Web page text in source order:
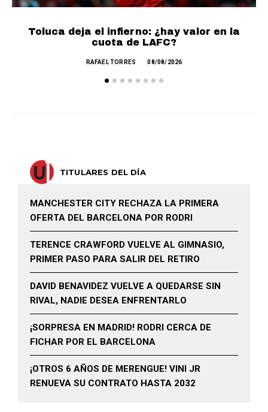
Toluca deja el infierno: ¿hay valor en la
cuota de LAFC?
RAFAEL TORRES 08/08/2026
TITULARES DEL DÍA
MANCHESTER CITY RECHAZA LA PRIMERA
OFERTA DEL BARCELONA POR RODRI
TERENCE CRAWFORD VUELVE AL GIMNASIO,
PRIMER PASO PARA SALIR DEL RETIRO
DAVID BENAVIDEZ VUELVE A QUEDARSE SIN
RIVAL, NADIE DESEA ENFRENTARLO
¡SORPRESA EN MADRID! RODRI CERCA DE
FICHAR POR EL BARCELONA
¡OTROS 6 AÑOS DE MERENGUE! VINI JR
RENUEVA SU CONTRATO HASTA 2032